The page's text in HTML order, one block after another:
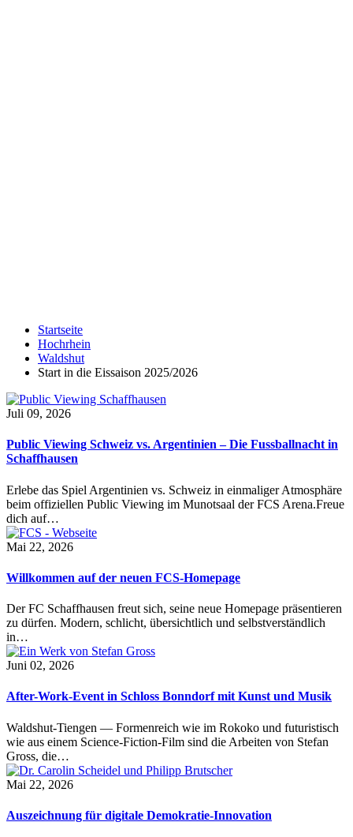
Startseite
Hochrhein
Waldshut
Start in die Eissaison 2025/2026
Juli 09, 2026
Public Viewing Schweiz vs. Argentinien – Die Fussballnacht in
Schaffhausen
Erlebe das Spiel Argentinien vs. Schweiz in einmaliger Atmosphäre
beim offiziellen Public Viewing im Munotsaal der FCS Arena.Freue
dich auf…
Mai 22, 2026
Willkommen auf der neuen FCS-Homepage
Der FC Schaffhausen freut sich, seine neue Homepage präsentieren
zu dürfen. Modern, schlicht, übersichtlich und selbstverständlich
in…
Juni 02, 2026
After-Work-Event in Schloss Bonndorf mit Kunst und Musik
Waldshut-Tiengen — Formenreich wie im Rokoko und futuristisch
wie aus einem Science-Fiction-Film sind die Arbeiten von Stefan
Gross, die…
Mai 22, 2026
Auszeichnung für digitale Demokratie-Innovation